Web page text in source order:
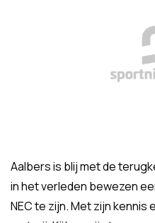
Aalbers is blij met de
in het verleden bewezen
NEC te zijn. Met zijn kennis